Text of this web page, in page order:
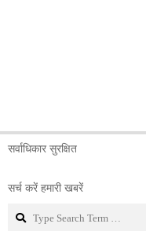
सर्वाधिकार सुरक्षित
सर्च करें हमारी खबरें